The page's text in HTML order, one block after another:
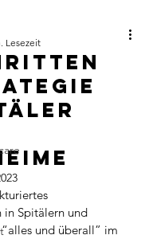
Lesezeit
in Spitälern und
und überall” im